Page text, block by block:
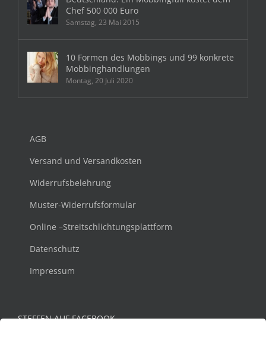
Chef 500 000 Euro
Samstag, 23 Mai 2015
10 Formen des Mobbings und 99 konkrete
Mobbinghandlungen
Montag, 20 Juli 2020
AGB
Versand und Versandkosten
Widerrufsbelehrung
Muster-Widerrufsformular
Online –Streitschlichtungsplattform
Datenschutz
Impressum
STEFFEN AUF FACEBOOK